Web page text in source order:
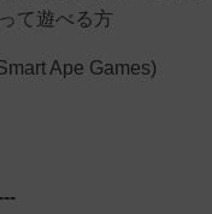
遊べる方
Ape Games)